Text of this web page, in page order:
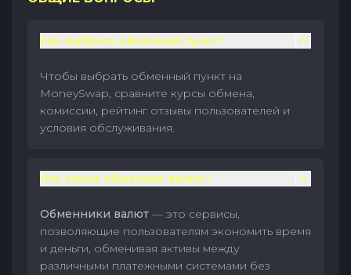
Как выбрать обменный пункт?
Чтобы выбрать обменный пункт на
MoneySwap, сравните курсы обмена,
комиссии, рейтинг отзывы пользователей и
условия обслуживания.
Что такое обменник валют?
Обменники валют — это сервисы,
позволяющие пользователям экономить время
и деньги, обменивая активы между
различными платежными системами без